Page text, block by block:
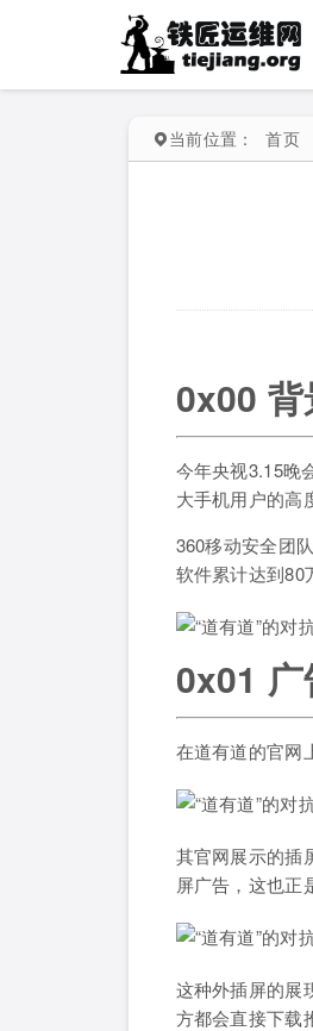
当前位置： 首页
0x00 背
今年央视3.15晚
大手机用户的高
360移动安全团
软件累计达到80
0x01
在道有道的官网
其官网展示的插
屏广告，这也正
这种外插屏的展
方都会直接下载